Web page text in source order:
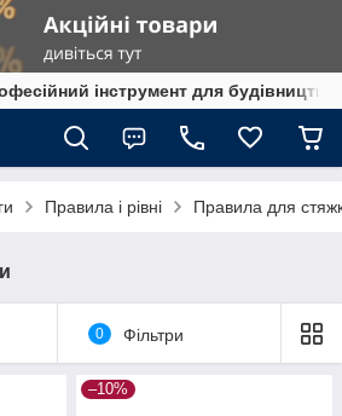
інструмент для
Правила і рівні Правила для
0 Фільтри
–10%